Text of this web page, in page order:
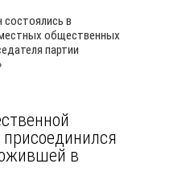
в
общественных
партии
в